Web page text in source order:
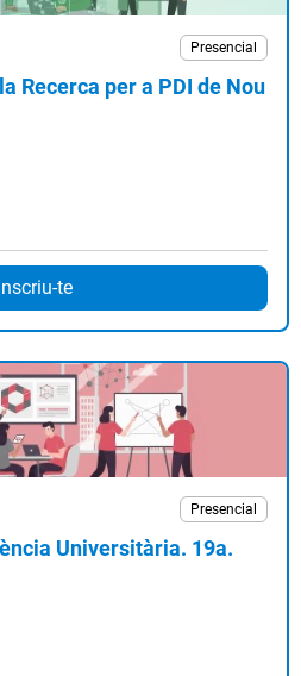
Presencial
Recerca per a PDI de Nou
te
Presencial
Universitària. 19a.